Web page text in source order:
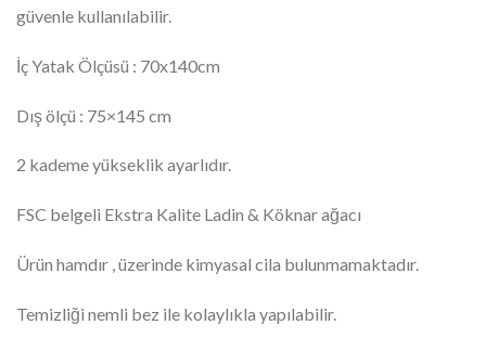
güvenle kullanılabilir.
İç Yatak Ölçüsü : 70x140cm
Dış ölçü : 75×145 cm
2 kademe yükseklik ayarlıdır.
FSC belgeli Ekstra Kalite Ladin & Köknar ağacı
Ürün hamdır , üzerinde kimyasal cila bulunmamaktadır.
Temizliği nemli bez ile kolaylıkla yapılabilir.